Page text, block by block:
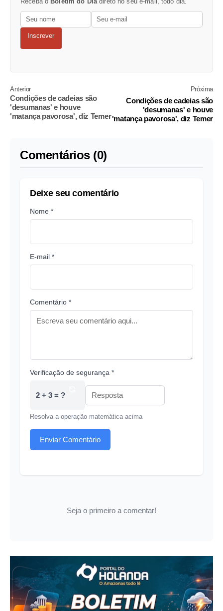
Inscrever
Anterior
Condições de cadeias são
'desumanas' e houve
'matança pavorosa', diz Temer
Próxima
Condições de cadeias são
'desumanas' e houve
'matança pavorosa', diz Temer
Comentários (0)
Deixe seu comentário
Nome *
E-mail *
Comentário *
Verificação de segurança *
2 + 3 = ?
Resolva a operação matemática acima
Enviar Comentário
Seja o primeiro a comentar!